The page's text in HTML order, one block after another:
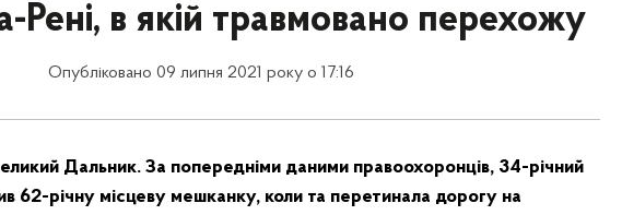
Рені, в якій травмовано перехожу
Опубліковано 09 липня 2021 року о 17:16
Дальник. За попередніми даними правоохоронців, 34-річний
62-річну місцеву мешканку, коли та перетинала дорогу на